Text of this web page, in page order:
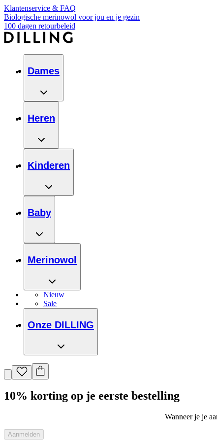
Klantenservice & FAQ
Biologische merinowol voor jou en je gezin
100 dagen retourbeleid
Dames
Heren
Kinderen
Baby
Merinowol
Nieuw
Sale
Onze DILLING
10% korting op je eerste bestelling
Wanneer je je
Aanmelden